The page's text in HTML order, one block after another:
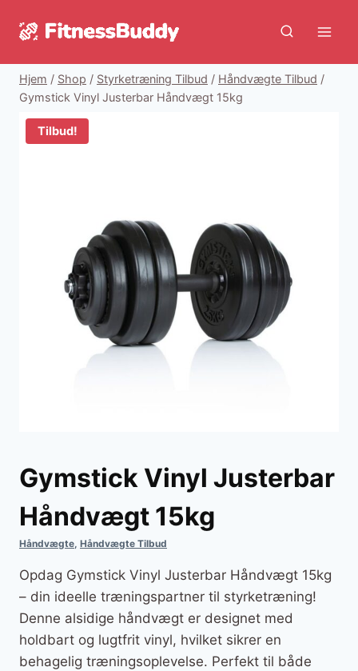
Hjem / Shop / Styrketræning Tilbud / Håndvægte Tilbud /
Gymstick Vinyl Justerbar Håndvægt 15kg
Tilbud!
Gymstick Vinyl Justerbar
Håndvægt 15kg
Håndvægte, Håndvægte Tilbud
Opdag Gymstick Vinyl Justerbar Håndvægt 15kg
– din ideelle træningspartner til styrketræning!
Denne alsidige håndvægt er designet med
holdbart og lugtfrit vinyl, hvilket sikrer en
behagelig træningsoplevelse. Perfekt til både